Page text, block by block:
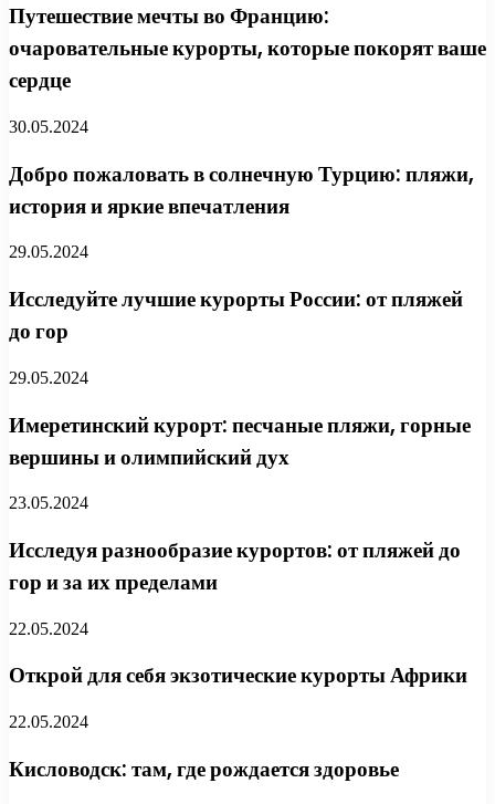
Путешествие мечты во Францию:
очаровательные курорты, которые покорят ваше
сердце
30.05.2024
Добро пожаловать в солнечную Турцию: пляжи,
история и яркие впечатления
29.05.2024
Исследуйте лучшие курорты России: от пляжей
до гор
29.05.2024
Имеретинский курорт: песчаные пляжи, горные
вершины и олимпийский дух
23.05.2024
Исследуя разнообразие курортов: от пляжей до
гор и за их пределами
22.05.2024
Открой для себя экзотические курорты Африки
22.05.2024
Кисловодск: там, где рождается здоровье